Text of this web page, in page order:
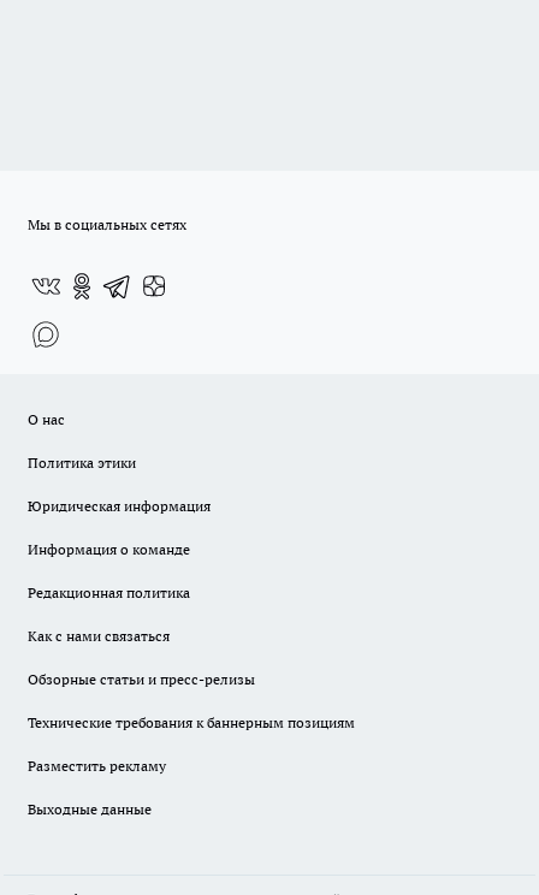
Мы в социальных сетях
О нас
Политика этики
Юридическая информация
Информация о команде
Редакционная политика
Как с нами связаться
Обзорные статьи и пресс-релизы
Технические требования к баннерным позициям
Разместить рекламу
Выходные данные